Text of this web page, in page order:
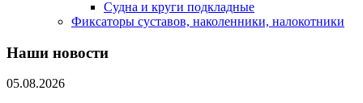
Судна и круги подкладные
Фиксаторы суставов, наколенники, налокотники
Наши новости
05.08.2026